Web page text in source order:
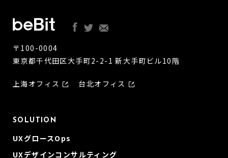
〒100-0004
東京都千代田区大手町2-2-1 新大手町ビル10階
上海オフィス 台北オフィス
SOLUTION
UXグロースOps
UXデザインコンサルティング